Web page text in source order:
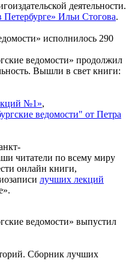
деятельности.
Петербурге» Ильи Стогова.
исполнилось 290
ведомости» продолжил
Вышли в свет книги:
№1»,
ведомости" от Петра
читатели по всему миру
онлайн книги,
лучших лекций
ведомости» выпустил
Сборник лучших